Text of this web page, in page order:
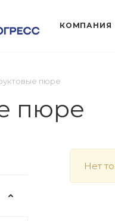
КОМПАНИЯ
пюре
пюре
Нет